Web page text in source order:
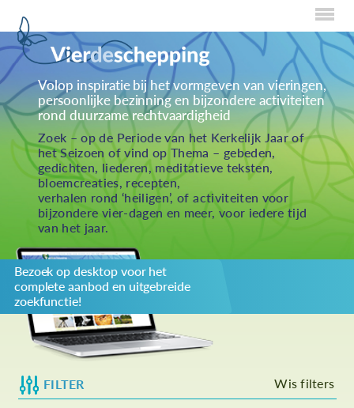
Home
Over Creaties
Over Vieren
Over Eten
Over Activiteiten
Inzenden
Over ons
Privacybeleid
Redactiestatuut
log in
Volop inspiratie bij het vormgeven van vieringen,
persoonlijke bezinning en bijzondere activiteiten
rond duurzame rechtvaardigheid
Zoek – op de Periode van het Kerkelijk Jaar of
het Seizoen of vind op Thema – gebeden,
gedichten, liederen, meditatieve teksten,
bloemcreaties, recepten,
verhalen rond ‘heiligen’, of activiteiten voor
bijzondere vier-dagen en meer, voor iedere tijd
van het jaar.
Bezoek op desktop voor het
complete aanbod en uitgebreide
zoekfunctie!
KIES JE THEMA
FILTER Wis filters